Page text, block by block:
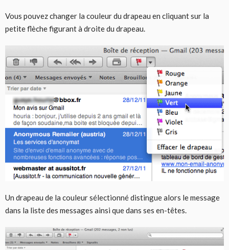
Vous pouvez changer la couleur du drapeau en cliquant sur la
petite flèche figurant à droite du drapeau.
Un drapeau de la couleur sélectionné distingue alors le message
dans la liste des messages ainsi que dans ses en-têtes.